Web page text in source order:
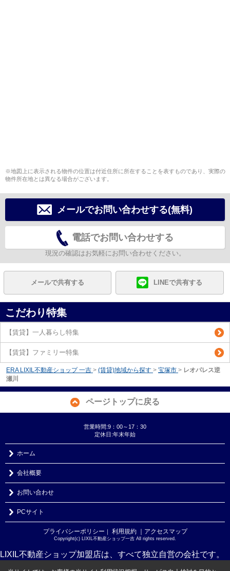
※地図上に表示される物件の位置は付近住所に所在することを表すものであり、実際の
物件所在地とは異なる場合がございます。
メールでお問い合わせする(無料)
電話でお問い合わせする
現況の確認はお気軽にお問い合わせください。
メールで共有する LINEで共有する
こだわり特集
【賃貸】一人暮らし特集
【賃貸】ファミリー特集
ERA LIXIL不動産ショップ 一吉 > (賃貸)地域から探す > 宝塚市 > レオパレス逆
瀬川
ページトップに戻る
営業時間:9：00～17：30
定休日:年末年始
ホーム
会社概要
お問い合わせ
PCサイト
プライバシーポリシー 利用規約 ｜アクセスマップ
Copyright(c) LIXIL不動産ショップ一吉 All rights reserved.
LIXIL不動産ショップ加盟店は、すべて独立自営の会社です。